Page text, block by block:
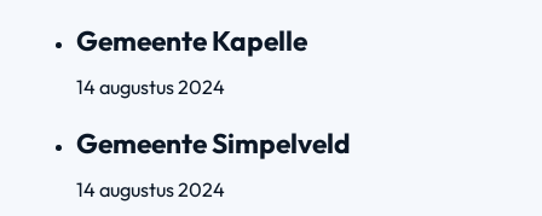
Gemeente Kapelle
14 augustus 2024
Gemeente Simpelveld
14 augustus 2024